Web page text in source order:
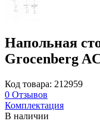
Напольная
Grocenberg
Код товара: 212959
0 Отзывов
Комплектация
В наличии